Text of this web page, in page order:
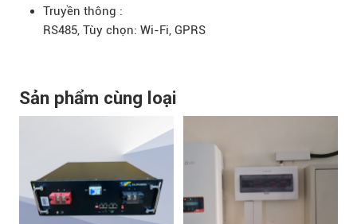
Truyền thông :
RS485, Tùy chọn: Wi-Fi, GPRS
Sản phẩm cùng loại